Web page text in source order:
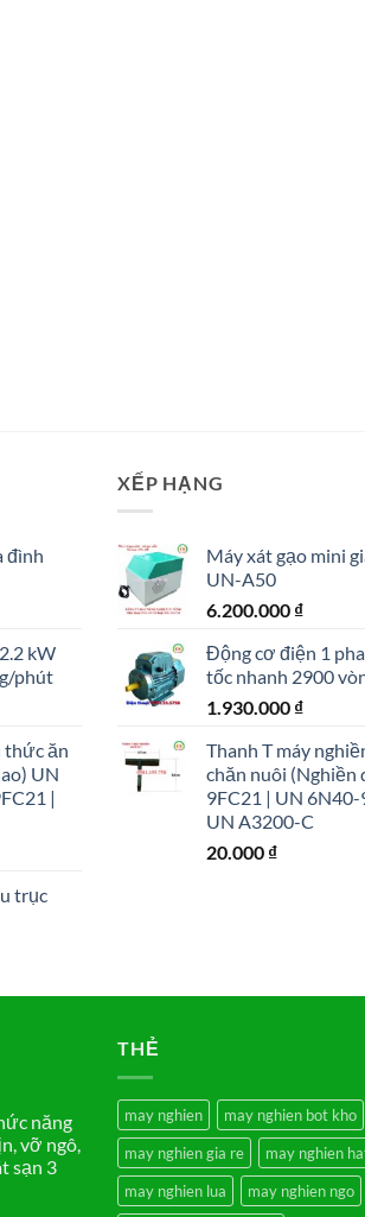
đình
kW
phút
thức ăn
UN
|
trục
XẾP HẠNG
Máy xát gạo mini
UN-A50
6.200.000 ₫
Động cơ điện 1
tốc nhanh 2900
1.930.000 ₫
Thanh T máy
chăn nuôi (Nghiền
9FC21 | UN 6N40-
UN A3200-C
20.000 ₫
năng
vỡ ngô,
sạn 3
THẺ
may nghien
may nghien bot kho
may nghien gia re
may nghien
may nghien lua
may nghien ngo